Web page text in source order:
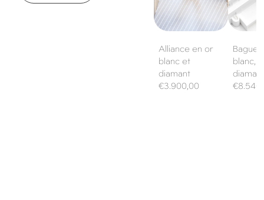
Alliance en or
blanc et
diamant
Prix
€3.900,00
Bague
blanc,
Prix